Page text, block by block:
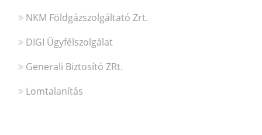
NKM Földgázszolgáltató Zrt.
DIGI Ügyfélszolgálat
Generali Biztosító ZRt.
Lomtalanítás